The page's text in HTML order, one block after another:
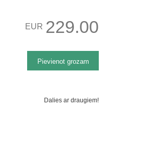
EUR 229.00
Dalies ar draugiem!